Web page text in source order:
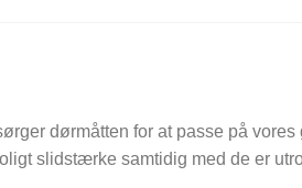
dørmåtten for at passe på
slidstærke samtidig med de er